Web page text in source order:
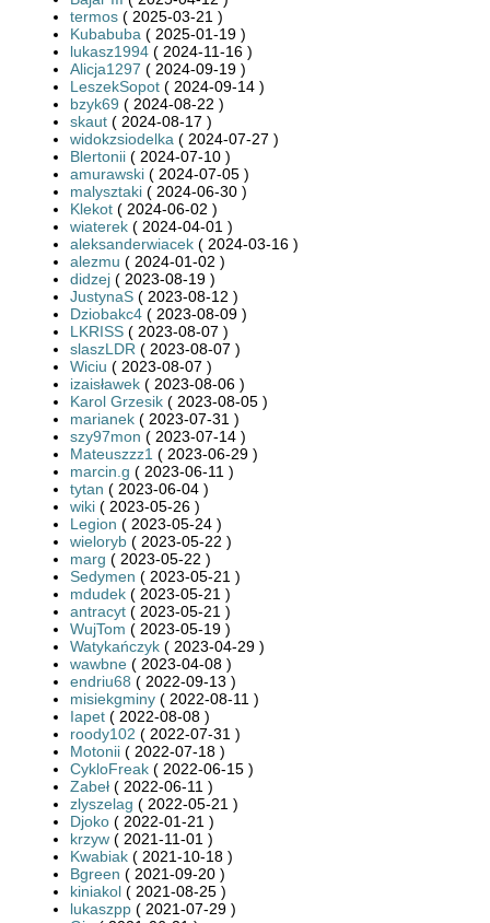
termos ( 2025-03-21 )
Kubabuba ( 2025-01-19 )
lukasz1994 ( 2024-11-16 )
Alicja1297 ( 2024-09-19 )
LeszekSopot ( 2024-09-14 )
bzyk69 ( 2024-08-22 )
skaut ( 2024-08-17 )
widokzsiodelka ( 2024-07-27 )
Blertonii ( 2024-07-10 )
amurawski ( 2024-07-05 )
malysztaki ( 2024-06-30 )
Klekot ( 2024-06-02 )
wiaterek ( 2024-04-01 )
aleksanderwiacek ( 2024-03-16 )
alezmu ( 2024-01-02 )
didzej ( 2023-08-19 )
JustynaS ( 2023-08-12 )
Dziobakc4 ( 2023-08-09 )
LKRISS ( 2023-08-07 )
slaszLDR ( 2023-08-07 )
Wiciu ( 2023-08-07 )
izaisławek ( 2023-08-06 )
Karol Grzesik ( 2023-08-05 )
marianek ( 2023-07-31 )
szy97mon ( 2023-07-14 )
Mateuszzz1 ( 2023-06-29 )
marcin.g ( 2023-06-11 )
tytan ( 2023-06-04 )
wiki ( 2023-05-26 )
Legion ( 2023-05-24 )
wieloryb ( 2023-05-22 )
marg ( 2023-05-22 )
Sedymen ( 2023-05-21 )
mdudek ( 2023-05-21 )
antracyt ( 2023-05-21 )
WujTom ( 2023-05-19 )
Watykańczyk ( 2023-04-29 )
wawbne ( 2023-04-08 )
endriu68 ( 2022-09-13 )
misiekgminy ( 2022-08-11 )
Iapet ( 2022-08-08 )
roody102 ( 2022-07-31 )
Motonii ( 2022-07-18 )
CykloFreak ( 2022-06-15 )
Zabeł ( 2022-06-11 )
zlyszelag ( 2022-05-21 )
Djoko ( 2022-01-21 )
krzyw ( 2021-11-01 )
Kwabiak ( 2021-10-18 )
Bgreen ( 2021-09-20 )
kiniakol ( 2021-08-25 )
lukaszpp ( 2021-07-29 )